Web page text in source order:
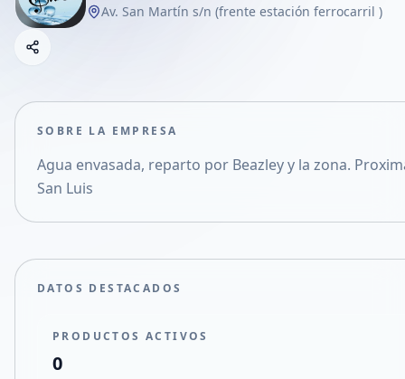
Av. San Martín s/n (frente estación ferrocarril )
Compartir empresa
Compartir en X
SOBRE LA EMPRESA
Agua envasada, reparto por Beazley y la zona.
San Luis
DATOS DESTACADOS
PRODUCTOS ACTIVOS
0